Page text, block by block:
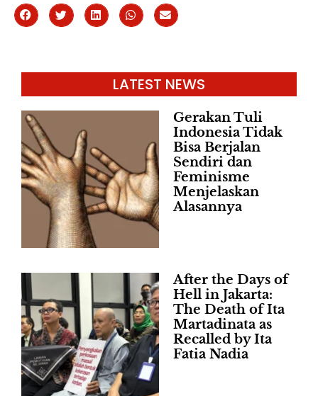
LATEST NEWS
Gerakan Tuli
Indonesia Tidak
Bisa Berjalan
Sendiri dan
Feminisme
Menjelaskan
Alasannya
After the Days of
Hell in Jakarta:
The Death of Ita
Martadinata as
Recalled by Ita
Fatia Nadia